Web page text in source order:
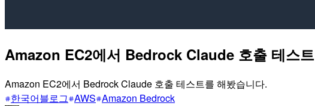
Amazon EC2에서 Bedrock Claude 호출 테스트
Amazon EC2에서 Bedrock Claude 호출 테스트를 해봤습니다.
한국어블로그 AWS Amazon Bedrock